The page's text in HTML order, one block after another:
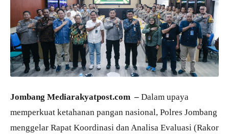
Jombang Mediarakyatpost.com – Dalam upaya
memperkuat ketahanan pangan nasional, Polres Jombang
menggelar Rapat Koordinasi dan Analisa Evaluasi (Rakor